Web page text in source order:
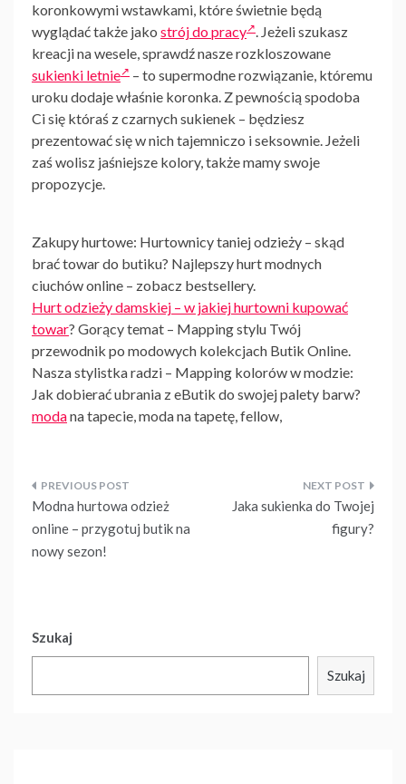
koronkowymi wstawkami, które świetnie będą
wyglądać także jako strój do pracy . Jeżeli szukasz
kreacji na wesele, sprawdź nasze rozkloszowane
sukienki letnie
– to supermodne rozwiązanie, któremu
uroku dodaje właśnie koronka. Z pewnością spodoba
Ci się któraś z czarnych sukienek – będziesz
prezentować się w nich tajemniczo i seksownie. Jeżeli
zaś wolisz jaśniejsze kolory, także mamy swoje
propozycje.
Zakupy hurtowe: Hurtownicy taniej odzieży – skąd
brać towar do butiku? Najlepszy hurt modnych
ciuchów online – zobacz bestsellery.
Hurt odzieży damskiej – w jakiej hurtowni kupować
towar? Gorący temat – Mapping stylu Twój
przewodnik po modowych kolekcjach Butik Online.
Nasza stylistka radzi – Mapping kolorów w modzie:
Jak dobierać ubrania z eButik do swojej palety barw?
modana tapecie, moda na tapetę, fellow,
Nawigacja
wpisu
Modna hurtowa odzież
online – przygotuj butik na
nowy sezon!
Jaka sukienka do Twojej
figury?
Szukaj
Szukaj